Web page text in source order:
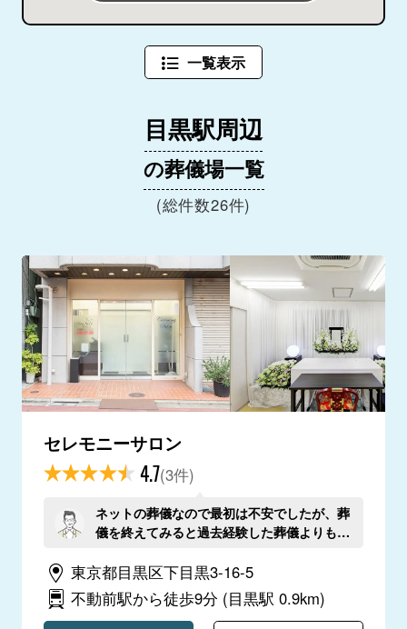
一覧表示
目黒駅周辺
の葬儀場一覧
(総件数26件)
セレモニーサロン
4.7(3件)
ネットの葬儀なので最初は不安でしたが、葬
儀を終えてみると過去経験した葬儀よりも丁
した。
東京都目黒区下目黒3-16-5
不動前駅から徒歩9分 (目黒駅 0.9km)